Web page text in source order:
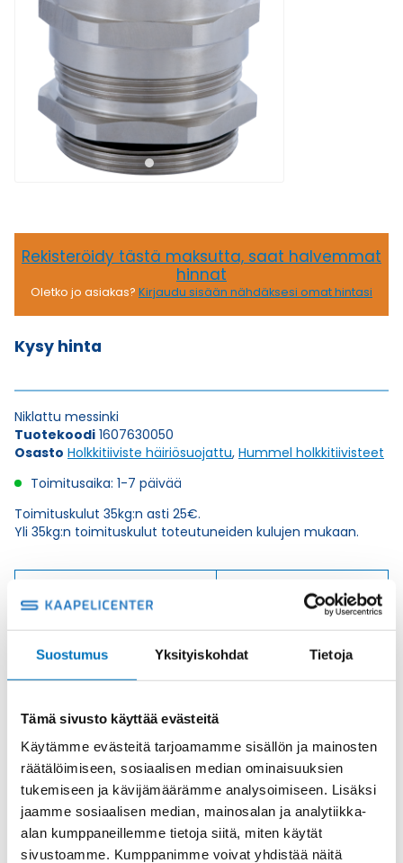
Suostumus Yksityiskohdat Tietoja
Tämä sivusto käyttää evästeitä
Käytämme evästeitä tarjoamamme sisällön ja mainosten
räätälöimiseen, sosiaalisen median ominaisuuksien
tukemiseen ja kävijämäärämme analysoimiseen. Lisäksi
jaamme sosiaalisen median, mainosalan ja analytiikka-
alan kumppaneillemme tietoja siitä, miten käytät
sivustoamme. Kumppanimme voivat yhdistää näitä
Rekisteröidy tästä maksutta, saat halvemmat
hinnat
Oletko jo asiakas? Kirjaudu sisään nähdäksesi omat hintasi
Kysy hinta
Niklattu messinki
Tuotekoodi 1607630050
Osasto Holkkitiiviste häiriösuojattu, Hummel holkkitiivisteet
Toimitusaika: 1-7 päivää
Toimituskulut 35kg:n asti 25€.
Yli 35kg:n toimituskulut toteutuneiden kulujen mukaan.
Korkeus H
55.7
Kierteen Pituus Gl
Tuotenimi/Malli
Kierre
Ulkokierre Ag
M 63 x 1,5
Min [C]